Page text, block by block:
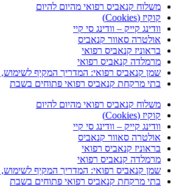
משלוח קנאביס רפואי מהיום להיום
קוקיז (Cookies)
וודינג קייק – וודינג סי קיי
אולטרה סאוור קנאביס
בראוניז קנאביס רפואי
מרמלדה קנאביס רפואי
שמן קנאביס רפואי: המדריך המקיף לשימוש,
בתי מרקחת קנאביס רפואי פתוחים בשבת
משלוח קנאביס רפואי מהיום להיום
קוקיז (Cookies)
וודינג קייק – וודינג סי קיי
אולטרה סאוור קנאביס
בראוניז קנאביס רפואי
מרמלדה קנאביס רפואי
שמן קנאביס רפואי: המדריך המקיף לשימוש,
בתי מרקחת קנאביס רפואי פתוחים בשבת